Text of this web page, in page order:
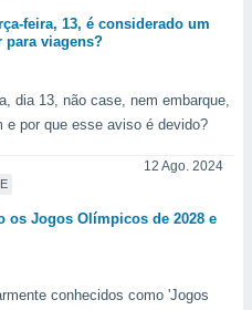
feira, 13, é considerado um
para viagens?
dia 13, não case, nem embarque,
e por que esse aviso é devido?
12 Ago. 2024
os Jogos Olímpicos de 2028 e
conhecidos como 'Jogos